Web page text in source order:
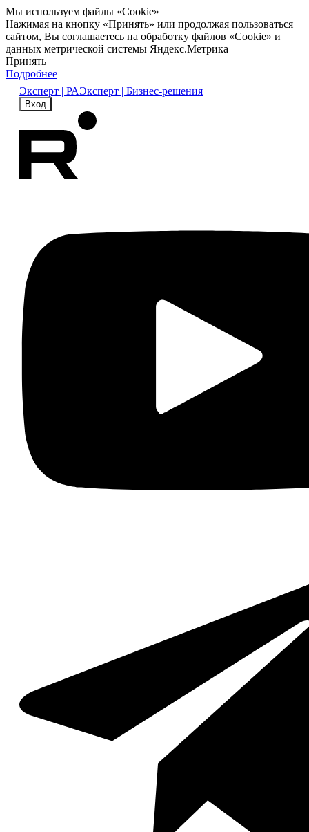
Мы используем файлы «Cookie»
Нажимая на кнопку «Принять» или продолжая пользоваться
сайтом, Вы соглашаетесь на обработку файлов «Cookie» и
данных метрической системы Яндекс.Метрика
Принять
Подробнее
Эксперт | РАЭксперт | Бизнес-решения
Вход